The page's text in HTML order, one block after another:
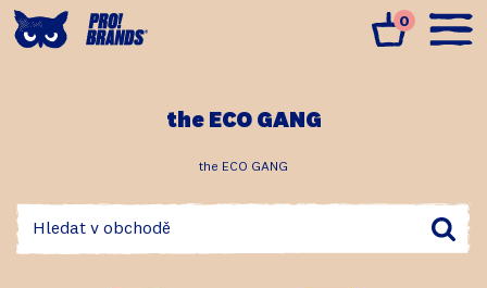
0
the ECO GANG
the ECO GANG